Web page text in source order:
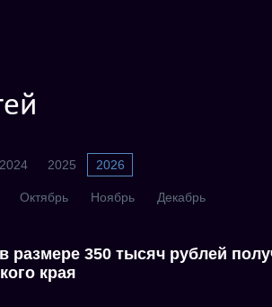
2024 2025 2026
Октябрь Ноябрь Декабрь
размере 350 тысяч рублей
края